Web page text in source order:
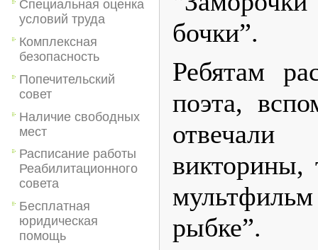
Специальная оценка
условий труда
Комплексная
безопасность
Попечительский
совет
Наличие свободных
мест
Расписание работы
Реабилитационного
совета
Бесплатная
юридическая
помощь
бочки”.
Ребятам
поэта,
викторины,
рыбке”.